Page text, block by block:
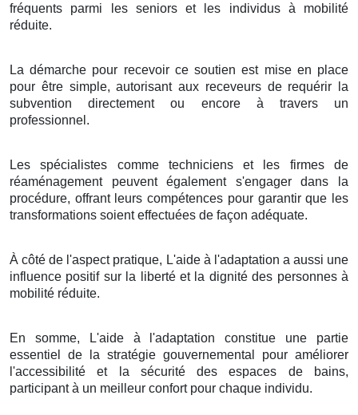
fréquents parmi les seniors et les individus à mobilité
réduite.
La démarche pour recevoir ce soutien est mise en place
pour être simple, autorisant aux receveurs de requérir la
subvention directement ou encore à travers un
professionnel.
Les spécialistes comme techniciens et les firmes de
réaménagement peuvent également s'engager dans la
procédure, offrant leurs compétences pour garantir que les
transformations soient effectuées de façon adéquate.
À côté de l'aspect pratique, L'aide à l'adaptation a aussi une
influence positif sur la liberté et la dignité des personnes à
mobilité réduite.
En somme, L'aide à l'adaptation constitue une partie
essentiel de la stratégie gouvernemental pour améliorer
l'accessibilité et la sécurité des espaces de bains,
participant à un meilleur confort pour chaque individu.